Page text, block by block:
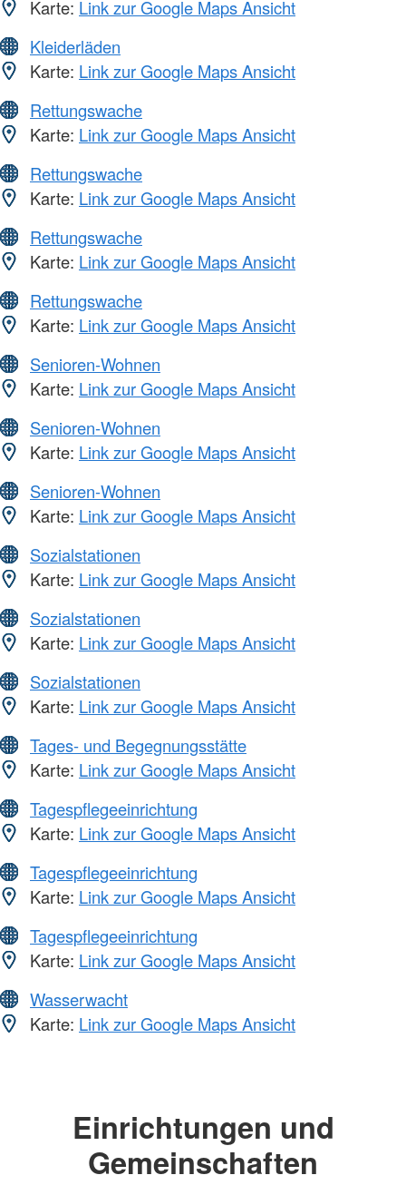
Karte: Link zur Google Maps Ansicht
Kleiderläden
Karte: Link zur Google Maps Ansicht
Rettungswache
Karte: Link zur Google Maps Ansicht
Rettungswache
Karte: Link zur Google Maps Ansicht
Rettungswache
Karte: Link zur Google Maps Ansicht
Rettungswache
Karte: Link zur Google Maps Ansicht
Senioren-Wohnen
Karte: Link zur Google Maps Ansicht
Senioren-Wohnen
Karte: Link zur Google Maps Ansicht
Senioren-Wohnen
Karte: Link zur Google Maps Ansicht
Sozialstationen
Karte: Link zur Google Maps Ansicht
Sozialstationen
Karte: Link zur Google Maps Ansicht
Sozialstationen
Karte: Link zur Google Maps Ansicht
Tages- und Begegnungsstätte
Karte: Link zur Google Maps Ansicht
Tagespflegeeinrichtung
Karte: Link zur Google Maps Ansicht
Tagespflegeeinrichtung
Karte: Link zur Google Maps Ansicht
Tagespflegeeinrichtung
Karte: Link zur Google Maps Ansicht
Wasserwacht
Karte: Link zur Google Maps Ansicht
Einrichtungen und
Gemeinschaften